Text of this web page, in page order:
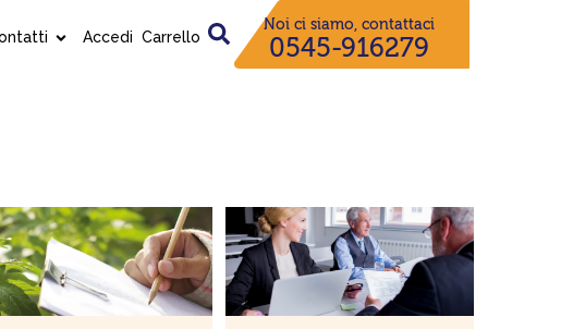
Accedi Carrello
Noi ci siamo, contattaci
0545-916279
Pagina